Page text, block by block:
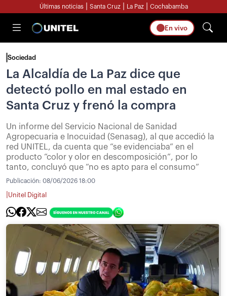
Últimas noticias Santa Cruz La Paz Cochabamba
En vivo
Sociedad
La Alcaldía de La Paz dice que
detectó pollo en mal estado en
Santa Cruz y frenó la compra
Un informe del Servicio Nacional de Sanidad
Agropecuaria e Inocuidad (Senasag), al que accedió la
red UNITEL, da cuenta que “se evidenciaba” en el
producto “color y olor en descomposición”, por lo
tanto, concluyó que “no es apto para el consumo”
Publicación: 08/06/2026 18:00
Unitel Digital